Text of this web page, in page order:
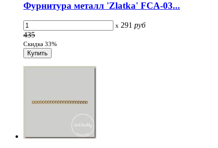
Фурнитура металл 'Zlatka' FCA-03...
x 291 руб
435
Скидка 33%